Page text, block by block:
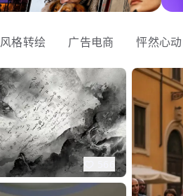
风格转绘 广告电商 怦然心动